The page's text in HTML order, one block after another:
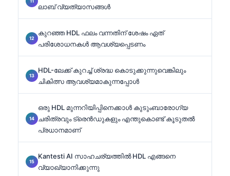
ലാബ് വ്യത്യാസങ്ങൾ
കുറഞ്ഞ HDL ഫലം വന്നതിന് ശേഷം ഏത്
പരിശോധനകൾ ആവശ്യപ്പെടണം
HDL-ലേക്ക് കുറച്ച് ശ്രദ്ധ കൊടുക്കുന്നുവെങ്കിലും
ചികിത്സ ആവശ്യമാകുന്നപ്പോൾ
ഒരു HDL മുന്നറിയിപ്പിനെക്കാൾ കുടുംബാരോഗ്യ
ചരിത്രവും ട്രെൻഡുകളും എന്തുകൊണ്ട് കൂടുതൽ
പ്രധാനമാണ്
Kantesti AI സാഹചര്യത്തിൽ HDL എങ്ങനെ
വ്യാഖ്യാനിക്കുന്നു